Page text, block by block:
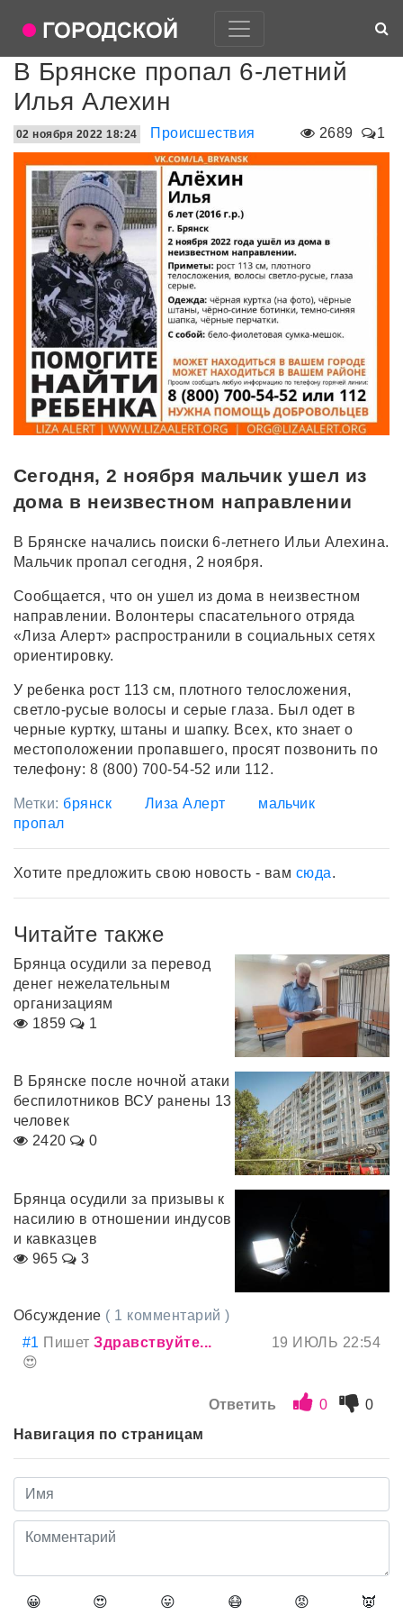
В Брянске пропал 6-летний
Илья Алехин
2689 1
02 ноября 2022 18:24 Происшествия
Сегодня, 2 ноября мальчик ушел из
дома в неизвестном направлении
В Брянске начались поиски 6-летнего Ильи Алехина.
Мальчик пропал сегодня, 2 ноября.
Сообщается, что он ушел из дома в неизвестном
направлении. Волонтеры спасательного отряда
«Лиза Алерт» распространили в социальных сетях
ориентировку.
У ребенка рост 113 см, плотного телосложения,
светло-русые волосы и серые глаза. Был одет в
черные куртку, штаны и шапку. Всех, кто знает о
местоположении пропавшего, просят позвонить по
телефону: 8 (800) 700-54-52 или 112.
Метки: брянск Лиза Алерт
мальчик
пропал
Хотите предложить свою новость - вам сюда.
Читайте также
Брянца осудили за перевод
денег нежелательным
организациям
1859
1
В Брянске после ночной атаки
беспилотников ВСУ ранены 13
человек
2420
0
Брянца осудили за призывы к
насилию в отношении индусов
и кавказцев
965
3
Обсуждение ( 1 комментарий )
#1 ПишетЗдравствуйте...
19 ИЮЛЬ 22:54
😍
Ответить 0
0
Навигация по страницам
😀 😍 😛 😷 😡 👿